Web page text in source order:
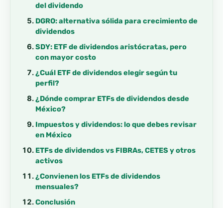
del dividendo
DGRO: alternativa sólida para crecimiento de
dividendos
SDY: ETF de dividendos aristócratas, pero
con mayor costo
¿Cuál ETF de dividendos elegir según tu
perfil?
¿Dónde comprar ETFs de dividendos desde
México?
Impuestos y dividendos: lo que debes revisar
en México
ETFs de dividendos vs FIBRAs, CETES y otros
activos
¿Convienen los ETFs de dividendos
mensuales?
Conclusión